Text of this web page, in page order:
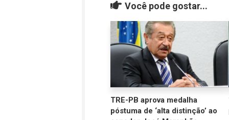
Você pode gostar...
TRE-PB aprova medalha
póstuma de ‘alta distinção’ ao